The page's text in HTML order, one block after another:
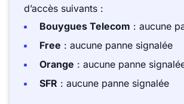
d’accès suivants :
Bouygues Telecom : aucune
Free : aucune panne signalée
Orange : aucune panne
SFR : aucune panne signalée